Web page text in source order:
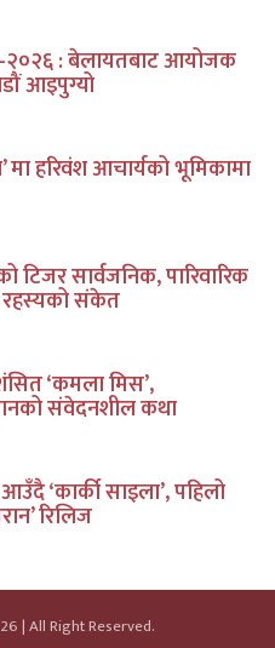
: बेलायतबाट आयोजक
आइपुग्यो
मा हरिवंश आचार्यको भूमिकामा
टिजर सार्वजनिक, पारिवारिक
रहस्यको संकेत
‘कमला मिस’,
संवेदनशील कथा
‘कार्की साइला’, पहिलो
रिलिज
| All Right Reserved.